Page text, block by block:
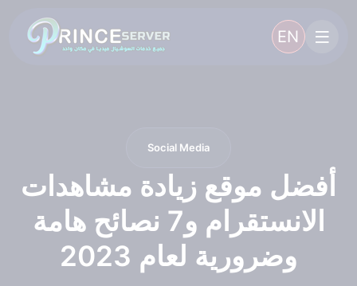
EN
Social Media
أفضل موقع زيادة مشاهدات
الانستقرام و7 نصائح هامة
وضرورية لعام 2023